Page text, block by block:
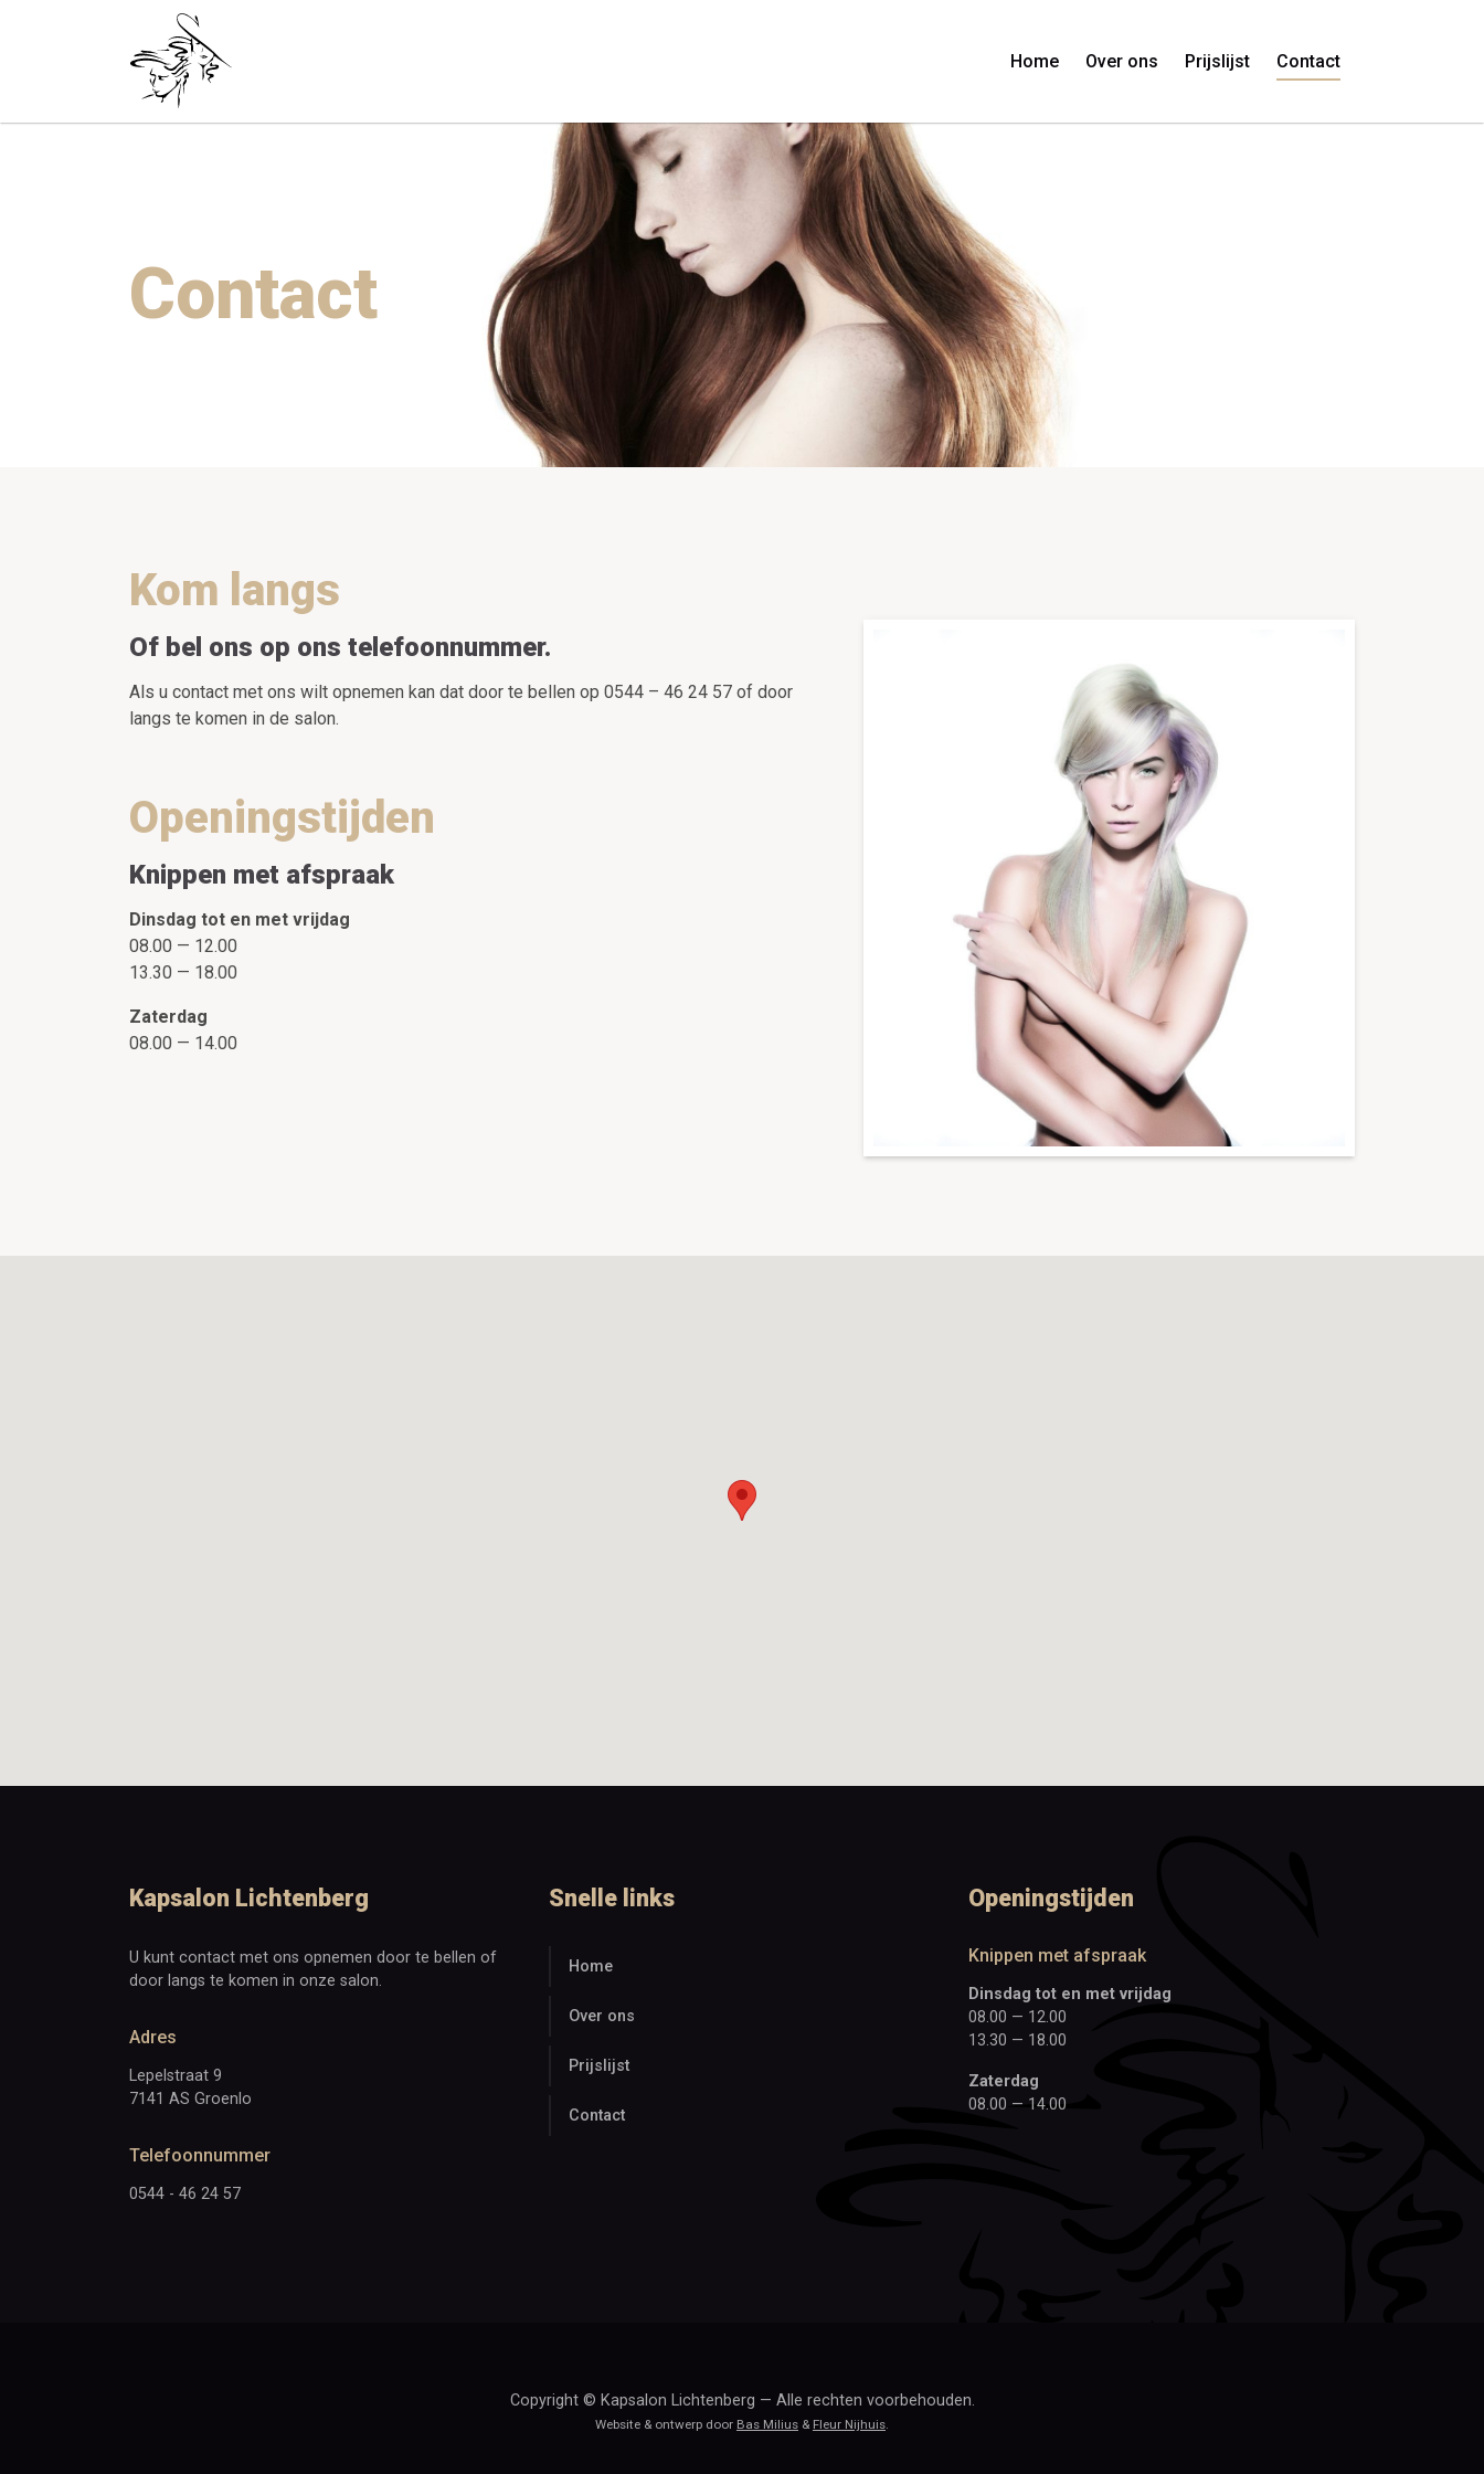
Home Over ons Prijslijst Contact
Contact
Kom langs
Of bel ons op ons telefoonnummer.
Als u contact met ons wilt opnemen kan dat door te bellen op 0544 – 46 24 57 of door
langs te komen in de salon.
Openingstijden
Knippen met afspraak
Dinsdag tot en met vrijdag
08.00 — 12.00
13.30 — 18.00
Zaterdag
08.00 — 14.00
Kapsalon Lichtenberg
U kunt contact met ons opnemen door te bellen of
door langs te komen in onze salon.
Adres
Lepelstraat 9
7141 AS Groenlo
Telefoonnummer
0544 - 46 24 57
Snelle links
Home
Over ons
Prijslijst
Contact
Openingstijden
Knippen met afspraak
Dinsdag tot en met vrijdag
08.00 — 12.00
13.30 — 18.00
Zaterdag
08.00 — 14.00
Copyright © Kapsalon Lichtenberg — Alle rechten voorbehouden.
Website & ontwerp door Bas Milius & Fleur Nijhuis.